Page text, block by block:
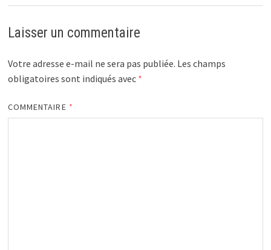
Laisser un commentaire
Votre adresse e-mail ne sera pas publiée. Les champs
obligatoires sont indiqués avec *
COMMENTAIRE *